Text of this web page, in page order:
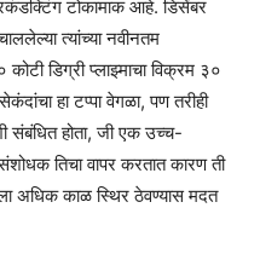
टोकामाक आहे. डिसेंबर
त्यांच्या नवीनतम
डिग्री प्लाझ्माचा विक्रम ३०
हा टप्पा वेगळा, पण तरीही
संबंधित होता, जी एक उच्च-
तिचा वापर करतात कारण ती
अधिक काळ स्थिर ठेवण्यास मदत